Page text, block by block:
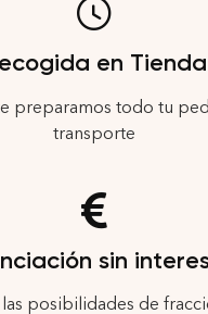
en Tienda
preparamos todo tu
transporte
sin
posibilidades de